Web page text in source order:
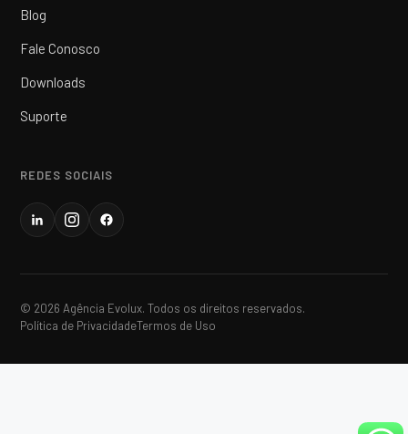
Blog
Fale Conosco
Downloads
Suporte
REDES SOCIAIS
© 2026 Agência Evolux. Todos os direitos reservados.
Política de PrivacidadeTermos de Uso